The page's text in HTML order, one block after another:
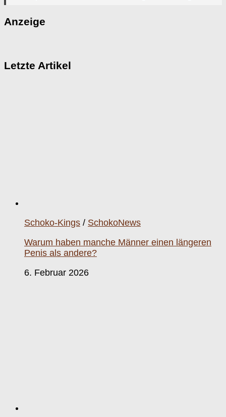
Anzeige
Letzte Artikel
Schoko-Kings / SchokoNews
Warum haben manche Männer einen längeren
Penis als andere?
6. Februar 2026